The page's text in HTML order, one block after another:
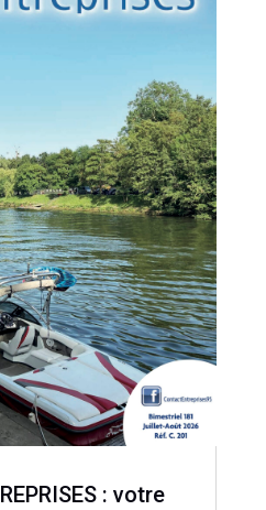
: votre